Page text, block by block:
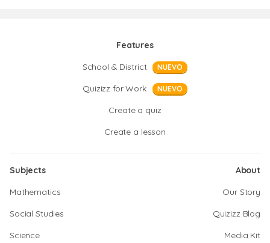
Features
School & District
NUEVO
Quizizz for Work NUEVO
Create a quiz
Create a lesson
Subjects
Mathematics
Social Studies
Science
About
Our Story
Quizizz Blog
Media Kit